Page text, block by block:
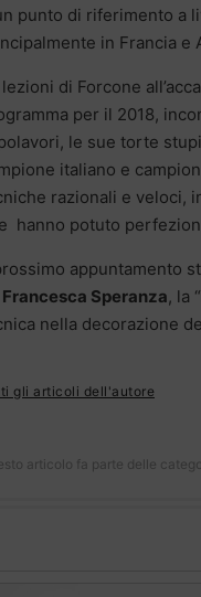
punto di riferimento a
in Francia e
lezioni di Forcone
per il 2018,
le sue torte
italiano e
razionali e veloci,
hanno potuto
appuntamento
Francesca Speranza, la “
nella decorazione
gli articoli dell'autore
articolo fa parte delle